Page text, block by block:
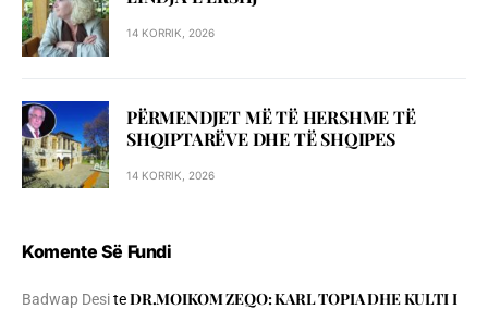
14 KORRIK, 2026
PËRMENDJET MË TË HERSHME TË
SHQIPTARËVE DHE TË SHQIPES
14 KORRIK, 2026
Komente Së Fundi
Badwap DesiteDR.MOIKOM ZEQO: KARL TOPIA DHE KULTI I